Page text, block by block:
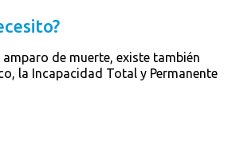
de muerte, existe también
la Incapacidad Total y Permanente